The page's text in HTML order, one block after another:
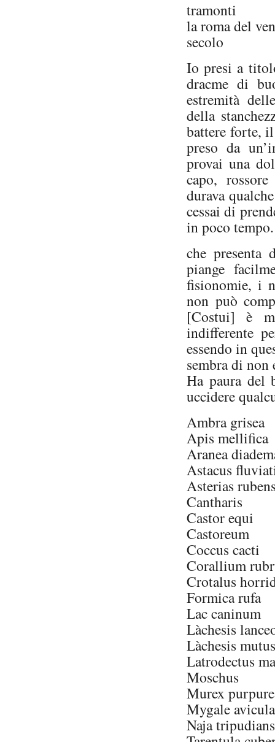
tramonti
la roma del
secolo
Io presi a
dracme di
estremità
della
battere forte,
preso da
provai una
capo,
durava
cessai di
in poco tempo.
che presenta
piange
fisionomie, i
non può
[Costui] è
indifferente
essendo in
sembra di
Ha paura del
uccidere
Ambra grisea
Apis mellifica
Aranea
Astacus
Asterias
Cantharis
Castor equi
Castoreum
Coccus cacti
Corallium
Crotalus
Formica rufa
Lac caninum
Làchesis
Làchesis mutus
Latrodectus
Moschus
Murex
Mygale
Naja tripudians